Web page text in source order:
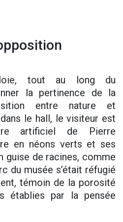
tout au long du
la pertinence de la
entre nature et
le hall, le visiteur est
artificiel de Pierre
en néons verts et ses
guise de racines, comme
du musée s’était réfugié
témoin de la porosité
établies par la pensée